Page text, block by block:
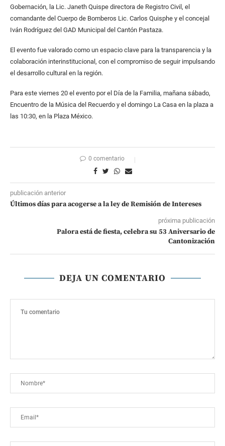
Gobernación, la Lic. Janeth Quispe directora de Registro Civil, el
comandante del Cuerpo de Bomberos Lic. Carlos Quisphe y el concejal
Iván Rodríguez del GAD Municipal del Cantón Pastaza.
El evento fue valorado como un espacio clave para la transparencia y la
colaboración interinstitucional, con el compromiso de seguir impulsando
el desarrollo cultural en la región.
Para este viernes 20 el evento por el Día de la Familia, mañana sábado,
Encuentro de la Música del Recuerdo y el domingo La Casa en la plaza a
las 10:30, en la Plaza México.
0 comentario
publicación anterior
Últimos días para acogerse a la ley de Remisión de Intereses
próxima publicación
Palora está de fiesta, celebra su 53 Aniversario de
Cantonización
DEJA UN COMENTARIO